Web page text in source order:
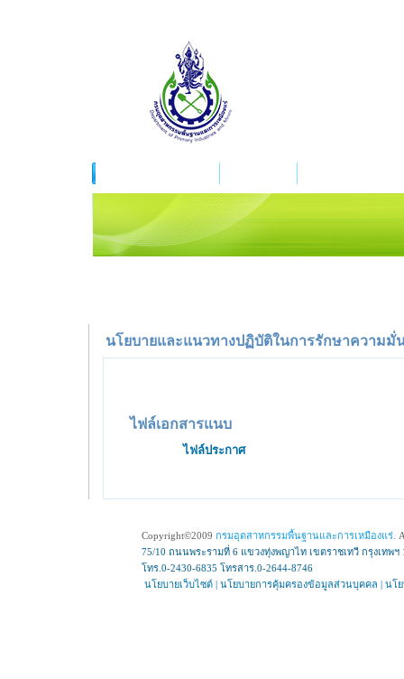
นโยบายและแนวทางปฏิบัติในการรักษาความมั่
ไฟล์เอกสารแนบ
ไฟล์ประกาศ
Copyright©2009 กรมอุตสาหกรรมพื้นฐานและการเหมืองแร่.
75/10 ถนนพระรามที่ 6 แขวงทุ่งพญาไท เขตราชเทวี กรุงเทพฯ
โทร.0-2430-6835 โทรสาร.0-2644-8746
นโยบายเว็บไซต์ | นโยบายการคุ้มครองข้อมูลส่วนบุคคล | นโ